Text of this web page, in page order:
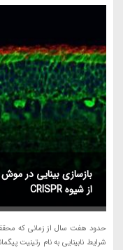
بازسازی بینایی در موش
از شیوه CRISPR
شرایط نابینایی به نام رتینیت